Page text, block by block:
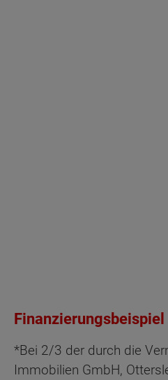
Finanzierungsbeispiel
*Bei 2/3 der durch die
Immobilien GmbH,